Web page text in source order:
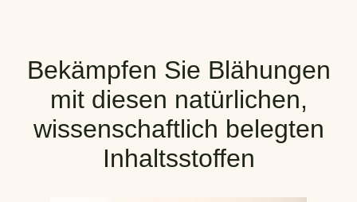
Bekämpfen Sie Blähungen
mit diesen natürlichen,
wissenschaftlich belegten
Inhaltsstoffen